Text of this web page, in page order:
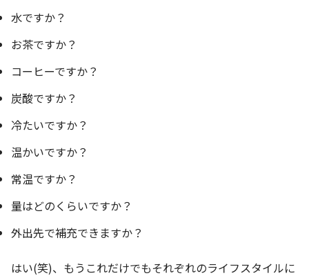
水ですか？
お茶ですか？
コーヒーですか？
炭酸ですか？
冷たいですか？
温かいですか？
常温ですか？
量はどのくらいですか？
外出先で補充できますか？
はい(笑)、もうこれだけでもそれぞれのライフスタイルに